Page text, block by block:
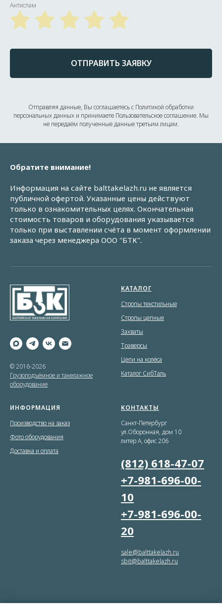
Антиспам
ОТПРАВИТЬ ЗАЯВКУ
Отправляя данные, Вы соглашаетесь с Политикой обработки
персональных данных и принимаете Пользовательское соглашение. Мы
не передаём полученные данные третьим лицам.
Обратите внимание!
Информация на сайте balttakelazh.ru не является
публичной офертой. Указанные цены действуют
только в ознакомительных целях. Окончательная
стоимость товаров и оборудования указывается
только при выставлении счёта в момент оформлении
заказа через менеджера ООО "БТК".
© 2016-2026
Грузоподъёмное и такелажное
оборудование
КАТАЛОГ
Стропы текстильные
Стропы цепные
Захваты
Траверсы
Цепи на колёса
Каталог СибТаль
ИНФОРМАЦИЯ
Производство на заказ
Фото оборудования
Доставка и оплата
КОНТАКТЫ
Санкт-Петербург
ул.Оборонная, дом 10
литер А, офис 206
(812) 618-47-07
+7-981-696-00-
10
+7-981-696-00-
20
sale@balttakelazh.ru
sbit@balttakelazh.ru